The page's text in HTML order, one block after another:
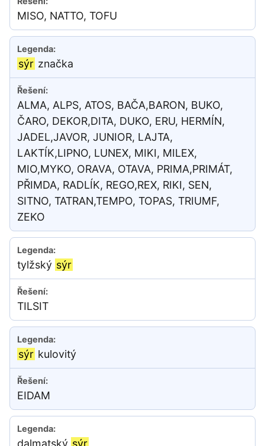
MISO, NATTO, TOFU
sýr značka
ALMA, ALPS, ATOS, BAČA,BARON, BUKO,
ČARO, DEKOR,DITA, DUKO, ERU, HERMÍN,
JADEL,JAVOR, JUNIOR, LAJTA,
LAKTÍK,LIPNO, LUNEX, MIKI, MILEX,
MIO,MYKO, ORAVA, OTAVA, PRIMA,PRIMÁT,
PŘIMDA, RADLÍK, REGO,REX, RIKI, SEN,
SITNO, TATRAN,TEMPO, TOPAS, TRIUMF,
ZEKO
tylžský sýr
TILSIT
sýr kulovitý
EIDAM